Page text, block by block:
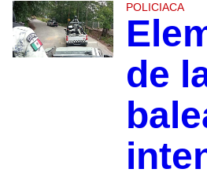
POLICIACA
de